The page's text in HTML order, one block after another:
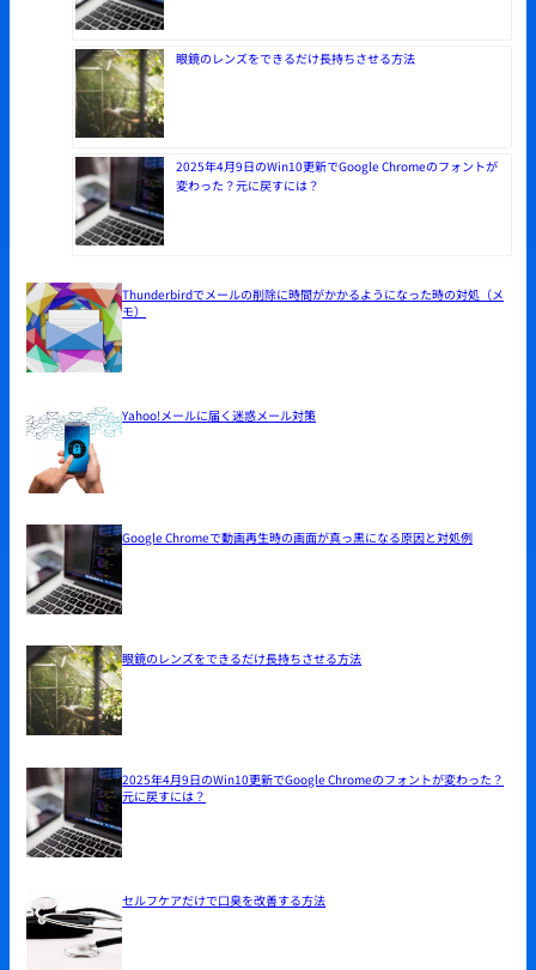
眼鏡のレンズをできるだけ長持ちさせる方法
2025年4月9日のWin10更新でGoogle Chromeのフォントが
変わった？元に戻すには？
Thunderbirdでメールの削除に時間がかかるようになった時の対処（メ
モ）
Yahoo!メールに届く迷惑メール対策
Google Chromeで動画再生時の画面が真っ黒になる原因と対処例
眼鏡のレンズをできるだけ長持ちさせる方法
2025年4月9日のWin10更新でGoogle Chromeのフォントが変わった？
元に戻すには？
セルフケアだけで口臭を改善する方法